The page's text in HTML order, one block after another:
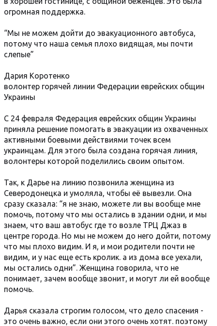
огромная поддержка.
“Мы не можем дойти до эвакуационного автобуса,
потому что наша семья плохо видящая, мы почти
слепые”
Дария Коротенко
волонтер горячей линии Федерации еврейских общин
Украины
С 24 февраля Федерация еврейских общин Украины
приняла решение помогать в эвакуации из охваченных
активными боевыми действиями точек всем
украинцам. Для этого была создана горячая линия,
волонтеры которой поделились своим опытом.
Так, к Дарье на линию позвонила женщина из
Северодонецка и умоляла, чтобы её вывезли. Она
сразу сказала: “я не знаю, можете ли вы вообще мне
помочь, потому что мы остались в здании одни, и мы
знаем, что ваш автобус где то возле ТРЦ Джаз в
центре города. Но мы не можем до него дойти, потому
что мы плохо видим. И я, и мои родители почти не
видим, и у нас еще есть кролик. а из дома все уехали,
мы остались одни”. Женщина говорила, что не
понимает, зачем вообще звонит, и могут ли ей вообще
помочь.
Дарья сказала строгим голосом, что дело спасения -
это очень важно, если они этого очень хотят. поэтому